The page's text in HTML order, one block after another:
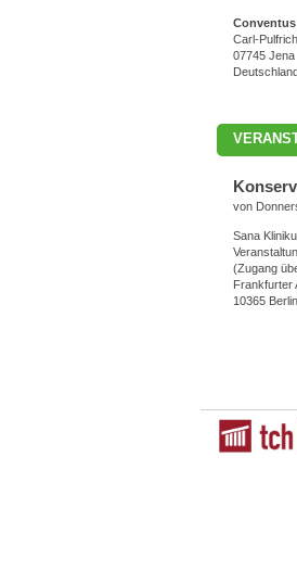
Carl-
07745 Jena
von
Sana
(Zugang
Frankfurter
10365 Berlin